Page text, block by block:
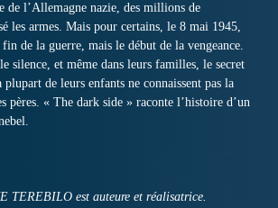
de l’Allemagne nazie, des millions de
les armes. Mais pour certains, le 8 mai 1945,
de la guerre, mais le début de la vengeance.
silence, et même dans leurs familles, le secret
de leurs enfants ne connaissent pas la
pères. « The dark side » raconte l’histoire d’un
TEREBILO est auteure et réalisatrice.